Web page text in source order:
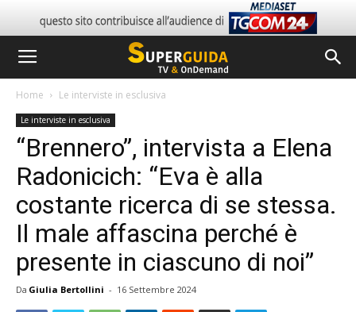
Home Le interviste in esclusiva
Le interviste in esclusiva
“Brennero”, intervista a Elena
Radonicich: “Eva è alla
costante ricerca di se stessa.
Il male affascina perché è
presente in ciascuno di noi”
Da Giulia Bertollini - 16 Settembre 2024